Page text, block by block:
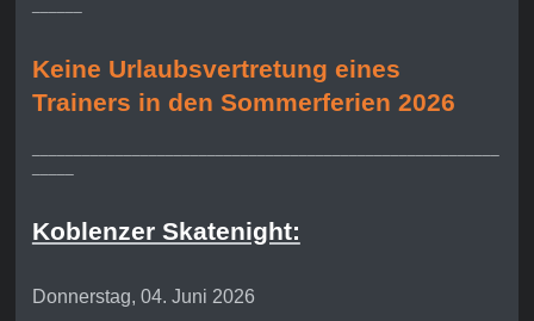
Keine Urlaubsvertretung eines
Trainers in den Sommerferien 2026
Koblenzer Skatenight:
Donnerstag, 04. Juni 2026